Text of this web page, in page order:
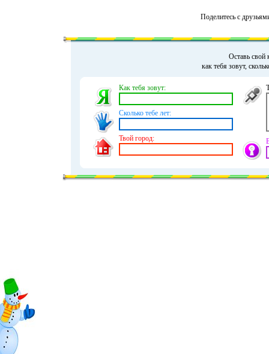
Поделитесь с
Оставь свой
как тебя зовут,
Как тебя зовут:
Сколько тебе лет:
Твой город: